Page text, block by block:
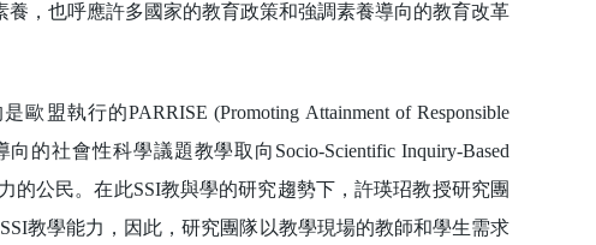
，也呼應許多國家的教育政策和強調素養導向的教育改革
盟執行的PARRISE (Promoting Attainment of Responsible
向的社會性科學議題教學取向Socio-Scientific Inquiry-Based
的公民。在此SSI教與學的研究趨勢下，許瑛玿教授研究團
教學能力，因此，研究團隊以教學現場的教師和學生需求